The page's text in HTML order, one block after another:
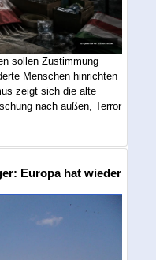
sollen Zustimmung
Menschen hinrichten
zeigt sich die alte
nach außen, Terror
Europa hat wieder